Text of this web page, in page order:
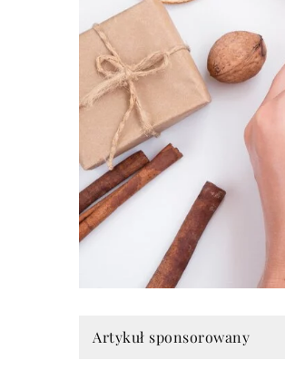
Artykuł sponsorowany